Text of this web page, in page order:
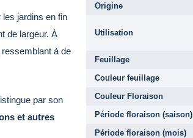
les jardins en fin
de largeur. À
ressemblant à de
par son
et autres
Origine
Utilisation
Feuillage
Couleur feuillage
Couleur Floraison
Période floraison (saison)
Période floraison (mois)